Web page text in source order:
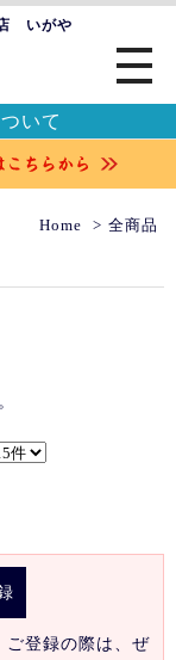
いがや
いて
Home 全商品
ご登録の際は、ぜ